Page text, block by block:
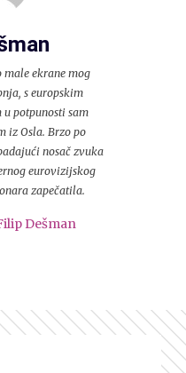
male ekrane mog
s europskim
potpunosti sam
iz Osla. Brzo po
nosač zvuka
eurovizijskog
zapečatila.
Dešman